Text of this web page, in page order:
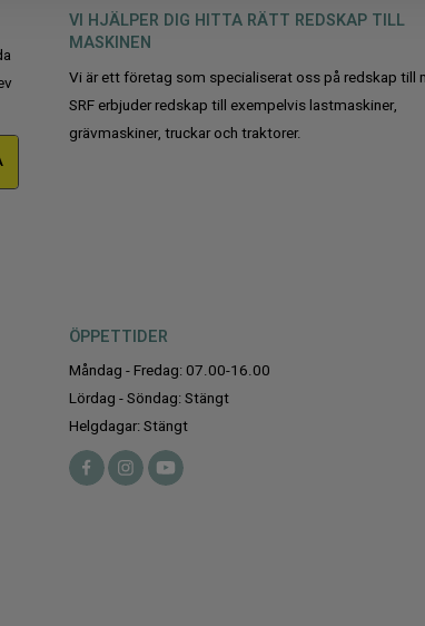
VI HJÄLPER DIG HITTA RÄTT REDSKAP TILL
MASKINEN
Vi är ett företag som specialiserat oss på redskap till
SRF erbjuder redskap till exempelvis lastmaskiner,
grävmaskiner, truckar och traktorer.
ÖPPETTIDER
Måndag - Fredag: 07.00-16.00
Lördag - Söndag: Stängt
Helgdagar: Stängt